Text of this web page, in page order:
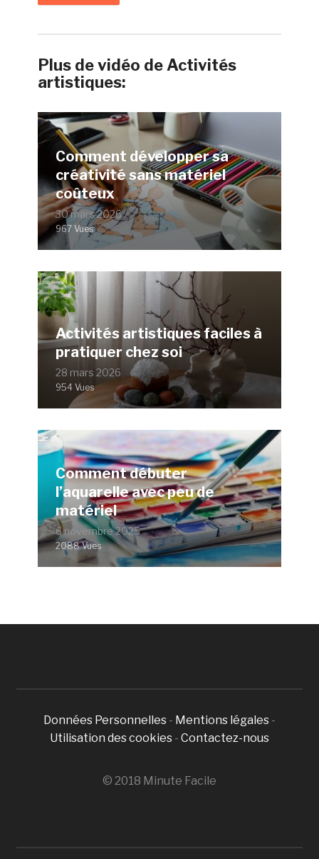
Plus de vidéo de Activités
artistiques:
Comment développer sa
créativité sans matériel
coûteux
30 mars 2026
967 Vues
Activités artistiques faciles à
pratiquer chez soi
28 mars 2026
954 Vues
Comment débuter
l’aquarelle avec peu de
matériel
6 novembre 2025
2088 Vues
Données Personnelles - Mentions légales -
Utilisation des cookies - Contactez-nous
© 2018 Minute Facile